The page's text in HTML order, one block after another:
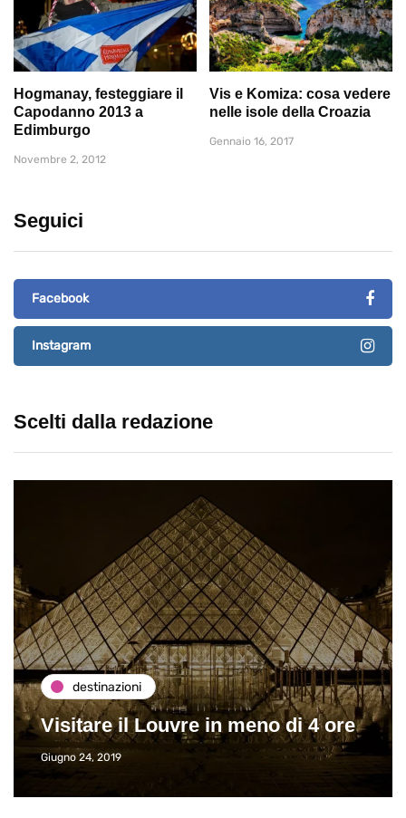
Hogmanay, festeggiare il
Capodanno 2013 a
Edimburgo
Novembre 2, 2012
Vis e Komiza: cosa vedere
nelle isole della Croazia
Gennaio 16, 2017
Seguici
Facebook
Instagram
Scelti dalla redazione
destinazioni
Visitare il Louvre in meno di 4 ore
Giugno 24, 2019